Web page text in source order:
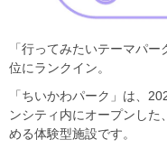
「行ってみたいテーマパ
位にランクイン。
「ちいかわパーク」は、
ンシティ内にオープンし
める体験型施設です。